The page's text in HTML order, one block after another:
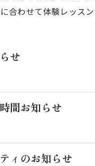
合わせて体験レッス
せ
間お知らせ
ィのお知らせ